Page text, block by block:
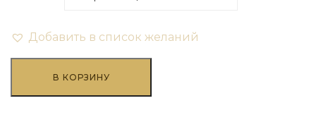
Добавить в список желаний
В КОРЗИНУ